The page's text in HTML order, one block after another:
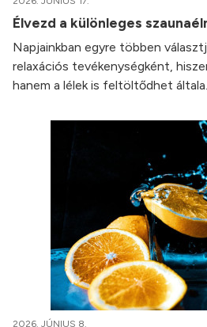
Élvezd a különleges
Napjainkban egyre többen
relaxációs tevékenységként,
hanem a lélek is feltöltődhet általa.
2026. JÚNIUS 8.